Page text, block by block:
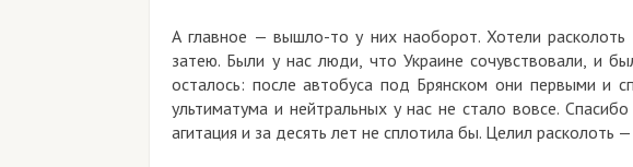
А главное — вышло-то у них наоборот. Хотели расколоть
затею. Были у нас люди, что Украине сочувствовали, и
осталось: после автобуса под Брянском они первыми и
ультиматума и нейтральных у нас не стало вовсе. Спасибо
агитация и за десять лет не сплотила бы. Целил расколоть —